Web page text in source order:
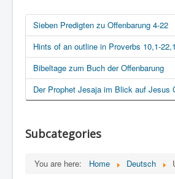
Sieben Predigten zu Offenbarung 4-22
Hints of an outline in Proverbs 10,1-
Bibeltage zum Buch der Offenbarung
Der Prophet Jesaja im Blick auf Jesus
Subcategories
You are here: Home Deutsch